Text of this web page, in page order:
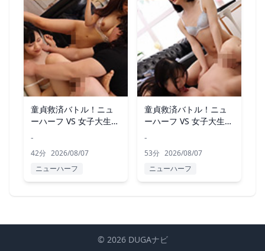
童貞救済バトル！ニュ
ーハーフ VS 女子大生
-
42分 2026/08/07
ニューハーフ
童貞救済バトル！ニュ
ーハーフ VS 女子大生
-
53分 2026/08/07
ニューハーフ
© 2026 DUGAナビ